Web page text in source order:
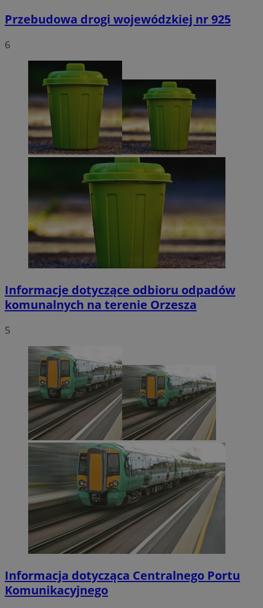
Przebudowa drogi wojewódzkiej nr 925
6
Informacje dotyczące odbioru odpadów
komunalnych na terenie Orzesza
5
Informacja dotycząca Centralnego Portu
Komunikacyjnego